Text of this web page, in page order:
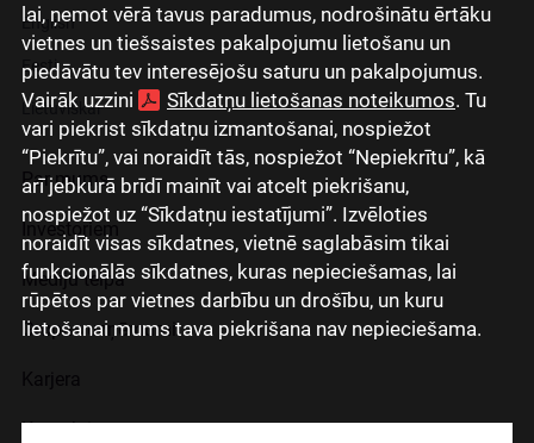
lai, ņemot vērā tavus paradumus, nodrošinātu ērtāku
vietnes un tiešsaistes pakalpojumu lietošanu un
piedāvātu tev interesējošu saturu un pakalpojumus.
Vairāk uzzini
Sīkdatņu lietošanas noteikumos. Tu
vari piekrist sīkdatņu izmantošanai, nospiežot
“Piekrītu”, vai noraidīt tās, nospiežot “Nepiekrītu”, kā
arī jebkurā brīdī mainīt vai atcelt piekrišanu,
nospiežot uz “Sīkdatņu iestatījumi”. Izvēloties
noraidīt visas sīkdatnes, vietnē saglabāsim tikai
funkcionālās sīkdatnes, kuras nepieciešamas, lai
rūpētos par vietnes darbību un drošību, un kuru
lietošanai mums tava piekrišana nav nepieciešama.
English
Eesti
Lietuviškai
Par mums
Investoriem
Mediju telpa
Grupas uzņēmumi
Kontakti